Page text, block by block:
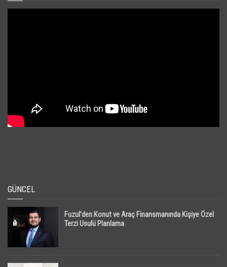
GÜNCEL
Fuzul’den Konut ve Araç Finansmanında Kişiye Özel
Terzi Usulü Planlama